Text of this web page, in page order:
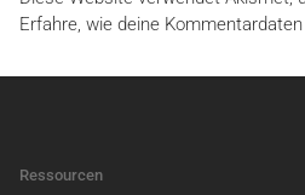
Erfahre, wie deine
Ressourcen